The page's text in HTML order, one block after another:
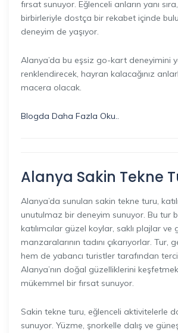
fırsat sunuyor. Eğlenceli anların yanı sıra,
birbirleriyle dostça bir rekabet içinde
deneyim de yaşıyor.
Alanya’da bu eşsiz go-kart deneyimini
renklendirecek, hayran kalacağınız
macera olacak.
Blogda Daha Fazla Oku..
Alanya Sakin Tekne
Alanya’da sunulan sakin tekne turu,
unutulmaz bir deneyim sunuyor. Bu tur
katılımcılar güzel koylar, saklı plajlar ve
manzaralarının tadını çıkarıyorlar. Tur,
hem de yabancı turistler tarafından
Alanya’nın doğal güzelliklerini
mükemmel bir fırsat sunuyor.
Sakin tekne turu, eğlenceli aktivitelerle
sunuyor. Yüzme, şnorkelle dalış ve